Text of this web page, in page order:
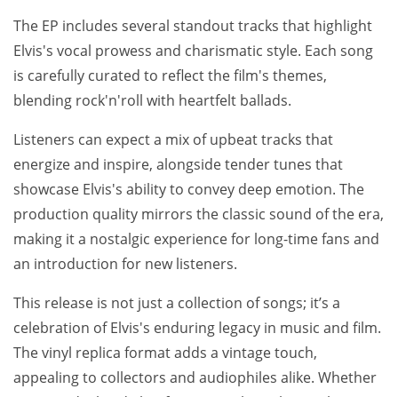
The EP includes several standout tracks that highlight
Elvis's vocal prowess and charismatic style. Each song
is carefully curated to reflect the film's themes,
blending rock'n'roll with heartfelt ballads.
Listeners can expect a mix of upbeat tracks that
energize and inspire, alongside tender tunes that
showcase Elvis's ability to convey deep emotion. The
production quality mirrors the classic sound of the era,
making it a nostalgic experience for long-time fans and
an introduction for new listeners.
This release is not just a collection of songs; it’s a
celebration of Elvis's enduring legacy in music and film.
The vinyl replica format adds a vintage touch,
appealing to collectors and audiophiles alike. Whether